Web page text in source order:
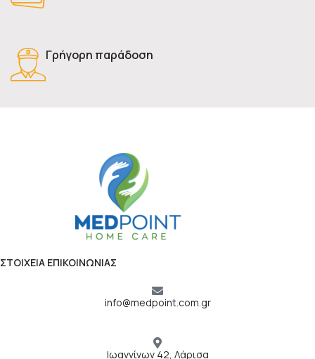
Γρήγορη παράδοση
ΣΤΟΙΧΕΙΑ ΕΠΙΚΟΙΝΩΝΙΑΣ
info@medpoint.com.gr
Ιωαννίνων 42, Λάρισα